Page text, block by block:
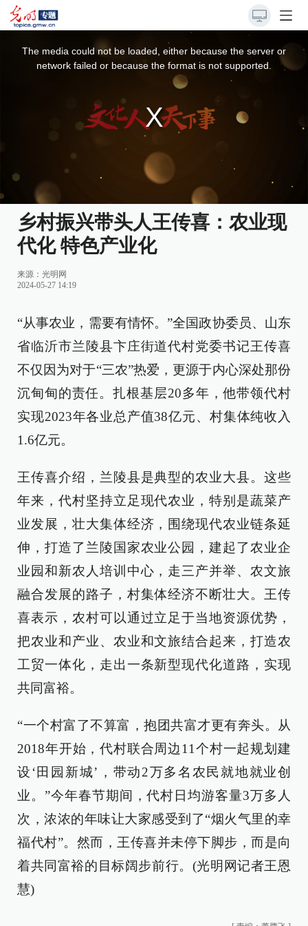
The media could not be loaded, either because the server or
network failed or because the format is not supported.
乡村振兴带头人王传喜：农业现
代化 特色产业化
来源： 光明网
2024-05-27 14:19
“从事农业，需要有情怀。”全国政协委员、山东
省临沂市兰陵县卞庄街道代村党委书记王传喜
不仅因为对于“三农”热爱，更源于内心深处那份
沉甸甸的责任。扎根基层20多年，他带领代村
实现2023年各业总产值38亿元、村集体纯收入
1.6亿元。
王传喜介绍，兰陵县是典型的农业大县。这些
年来，代村坚持立足现代农业，特别是蔬菜产
业发展，壮大集体经济，围绕现代农业链条延
伸，打造了兰陵国家农业公园，建起了农业企
业园和新农人培训中心，走三产并举、农文旅
融合发展的路子，村集体经济不断壮大。王传
喜表示，农村可以通过立足于当地资源优势，
把农业和产业、农业和文旅结合起来，打造农
工贸一体化，走出一条新型现代化道路，实现
共同富裕。
“一个村富了不算富，抱团共富才更有奔头。从
2018年开始，代村联合周边11个村一起规划建
设‘田园新城’，带动2万多名农民就地就业创
业。”今年春节期间，代村日均游客量3万多人
次，浓浓的年味让大家感受到了“烟火气里的幸
福代村”。然而，王传喜并未停下脚步，而是向
着共同富裕的目标阔步前行。(光明网记者王恩
慧)